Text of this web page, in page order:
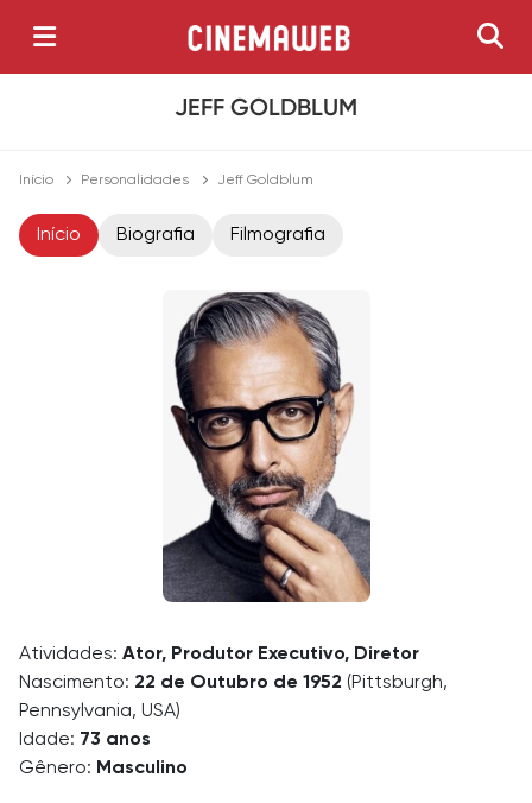
JEFF GOLDBLUM
Início Personalidades Jeff Goldblum
Início Biografia Filmografia
Atividades: Ator, Produtor Executivo, Diretor
Nascimento: 22 de Outubro de 1952 (Pittsburgh,
Pennsylvania, USA)
Idade: 73 anos
Gênero: Masculino